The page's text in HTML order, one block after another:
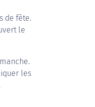
de fête.
le
les